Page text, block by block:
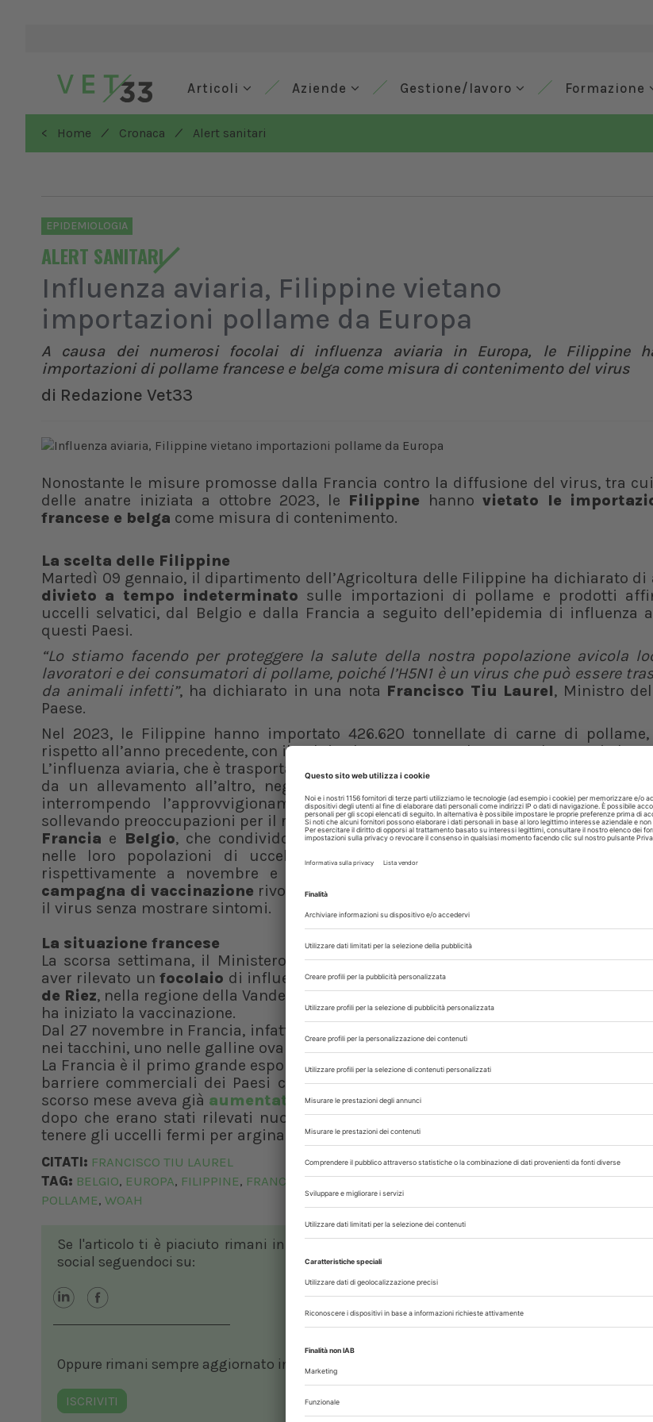
Articoli Aziende Gestione/lavoro Formazione
< Home / Cronaca / Alert sanitari
EPIDEMIOLOGIA
ALERT SANITARI
Influenza aviaria, Filippine vietano
importazioni pollame da Europa
A causa dei numerosi focolai di influenza aviaria in Europa, le Filippine
importazioni di pollame francese e belga come misura di contenimento del virus
di Redazione Vet33
Nonostante le misure promosse dalla Francia contro la diffusione del virus, tra
delle anatre iniziata a ottobre 2023, le Filippine hannovietato le
francese e belga come misura di contenimento.
La scelta delle Filippine
Martedì 09 gennaio, il dipartimento dell’Agricoltura delle Filippine ha dichiarato di
divieto a tempo indeterminato sulle importazioni di pollame e prodotti
uccelli selvatici, dal Belgio e dalla Francia a seguito dell’epidemia di influenza
questi Paesi.
“Lo stiamo facendo per proteggere la salute della nostra popolazione avicola
lavoratori e dei consumatori di pollame, poiché l’H5N1 è un virus che può essere
da animali infetti”, ha dichiarato in una nota Francisco Tiu Laurel, Ministro
Paese.
Nel 2023, le Filippine hanno importato 426.620 tonnellate di carne di
rispetto all’anno precedente, con il Belgio che rappresenta lo 0,59% e la Francia lo
L’influenza aviaria, che è trasportata dagli uccelli selvatici migratori e può quindi
da un allevamento all’altro, negli ultimi anni ha devastato gli allevamenti di
interrompendo l’approvvigionamento, facendo aumentare i prezzi dei
sollevando preoccupazioni per il rischio di trasmissione all’uomo.
Francia e Belgio, che condividono un confine, hanno segnalato l’epidemia di
nelle loro popolazioni di uccelli all’Organizzazione mondiale per la salute
rispettivamente a novembre e dicembre. Per proteggersi, la Francia ha
campagna di vaccinazione rivolta alle anatre, gli animali che più facilmente
il virus senza mostrare sintomi.
La situazione francese
La scorsa settimana, il Ministero dell’agricoltura francese ha comunicato sul
aver rilevato unfocolaio di influenza aviaria in un allevamento di anatre della città
de Riez, nella regione della Vandea, nell’ovest del Paese, la prima epidemia di
ha iniziato la vaccinazione.
Dal 27 novembre in Francia, infatti, sono stati rilevati sette focolai di influenza
nei tacchini, uno nelle galline ovaiole e uno nelle anatre.
La Francia è il primo grande esportatore a vaccinare il pollame contro l’influenza
barriere commerciali dei Paesi che temono che il virus possa diffondersi senza
scorso mese aveva già aumentato il livello di rischio
dopo che erano stati rilevati nuovi casi della malattia, costringendo gli
tenere gli uccelli fermi per arginare la diffusione del virus altamente contagioso.
CITATI: FRANCISCO TIU LAUREL
TAG: BELGIO, EUROPA, FILIPPINE, FRANCIA H5N1,IMPORTAZIONE,INFLUENZA AVIARIA,INFLUENZA
POLLAME, WOAH
Se l'articolo ti è piaciuto rimani in contatto con noi sui nostri canali
social seguendoci su:
Oppure rimani sempre aggiornato in ambito veterinario, iscrivendoti alla nostra newsletter!
ISCRIVITI